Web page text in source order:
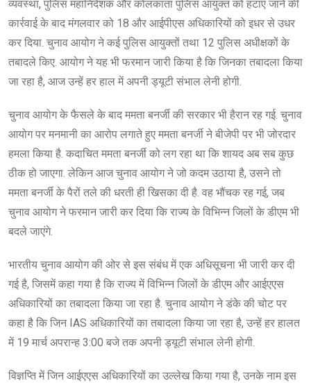
व्यवस्था, पुलिस महानिदेशक और कोलकाता पुलिस आयुक्त को हटाए जाने की
कार्रवाई के बाद मंगलवार को 18 और आईपीएस अधिकारियों को इधर से उधर
कर दिया. चुनाव आयोग ने कई पुलिस आयुक्तों तथा 12 पुलिस अधीक्षकों के
तबादले किए. आयोग ने यह भी फरमान जारी किया है कि जिनका तबादला किया
जा रहा है, आज उन्हें हर हाल में अपनी ड्यूटी संभाल लेनी होगी.
चुनाव आयोग के फैसले के बाद ममता बनर्जी की सरकार भी हैरान रह गई. चुनाव
आयोग पर मनमानी का आरोप लगाते हुए ममता बनर्जी ने बीजेपी पर भी जोरदार
हमला किया है. कदाचित ममता बनर्जी को लग रहा था कि शायद अब सब कुछ
ठीक हो जाएगा. लेकिन आज चुनाव आयोग ने जो कदम उठाया है, उसने तो
ममता बनर्जी के पैरों तले की धरती ही खिसका दी है. वह भौंचक रह गई, जब
चुनाव आयोग ने फरमान जारी कर दिया कि राज्य के विभिन्न जिलों के डीएम भी
बदले जाएंगे.
भारतीय चुनाव आयोग की ओर से इस संबंध में एक अधिसूचना भी जारी कर दी
गई है, जिसमें कहा गया है कि राज्य में विभिन्न जिलों के डीएम और आईएएस
अधिकारियों का तबादला किया जा रहा है. चुनाव आयोग ने डंके की चोट पर
कहा है कि जिन IAS अधिकारियों का तबादला किया जा रहा है, उन्हें हर हालत
में 19 मार्च अपरान्ह 3:00 बजे तक अपनी ड्यूटी संभाल लेनी होगी.
विज्ञप्ति में जिन आईएएस अधिकारियों का उल्लेख किया गया है, उनके नाम इस